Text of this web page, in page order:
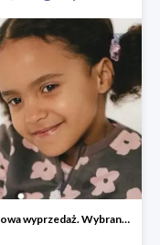
Sezonowa wyprzedaż. Wybrane modele do -40%